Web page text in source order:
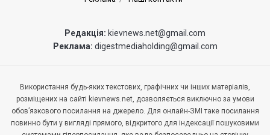
Редакція: kievnews.net@gmail.com
Реклама: digestmediaholding@gmail.com
Використання будь-яких текстових, графічних чи інших матеріалів,
розміщених на сайті kievnews.net, дозволяється виключно за умови
обов’язкового посилання на джерело. Для онлайн-ЗМІ таке посилання
повинно бути у вигляді прямого, відкритого для індексації пошуковими